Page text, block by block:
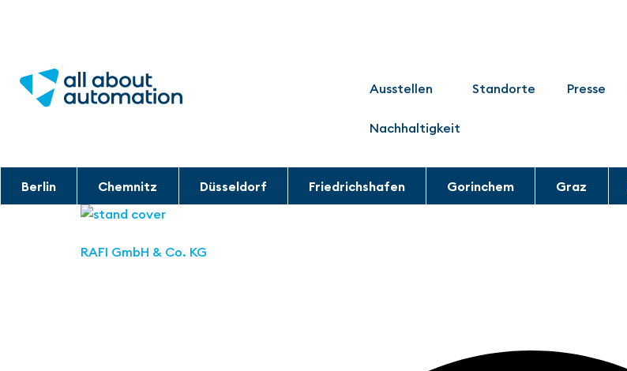
Ausstellen Standorte Presse
Nachhaltigkeit
Berlin Chemnitz Düsseldorf Friedrichshafen Gorinchem Graz
RAFI GmbH & Co. KG